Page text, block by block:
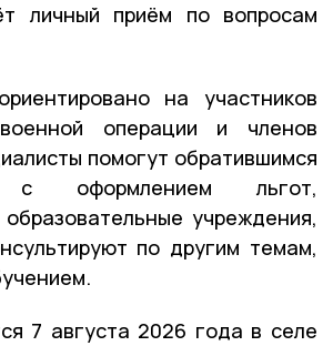
личный приём по вопросам
на участников
операции и членов
помогут обратившимся
с оформлением льгот,
учреждения,
по другим темам,
7 августа 2026 года в селе